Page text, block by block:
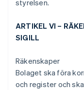
styrelsen.
ARTIKEL VI –
SIGILL
Räkenskaper
Bolaget ska föra
och register och